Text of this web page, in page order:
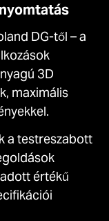
DG-től – a
3D
maximális
a testreszabott
értékű